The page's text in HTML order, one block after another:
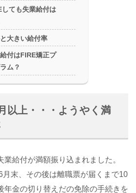
しても失業給付は
大きい給付率
付はFIRE矯正プ
ム？
以上・・・ようやく満
給付が満額振り込まれました。
末、その後は離職票が届くまで10
年金の切り替えだの免除の手続きを